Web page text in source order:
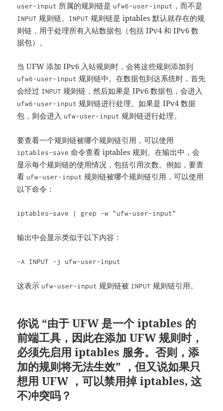
user-input 所属的规则链是 ufw6-user-input ，而不是
INPUT 规则链。 INPUT 规则链是 iptables 默认就存在的规
则链，用于处理所有入站数据包（包括 IPv4 和 IPv6 数
据包）。
当 UFW 添加 IPv6 入站规则时，会将这些规则添加到
ufw6-user-input 规则链中。在数据包到达系统时，首先
会经过 INPUT 规则链，然后如果是 IPv6 数据包，会进入
ufw6-user-input 规则链进行处理。如果是 IPv4 数据
包，则会进入 ufw-user-input 规则链进行处理。
要查看一个规则链被哪个规则链引用，可以使用
iptables-save 命令查看 iptables 规则。在输出中，会
显示每个规则链的使用情况，包括引用次数。例如，要查
看 ufw-user-input 规则链被哪个规则链引用，可以使用
以下命令：
iptables-save | grep -w "ufw-user-input"
输出中会显示类似于以下内容：
-A INPUT -j ufw-user-input
这表示 ufw-user-input 规则链被 INPUT 规则链引用。
你说 “由于 UFW 是一个 iptables 的
前端工具，因此在添加 UFW 规则时，
必须先启用 iptables 服务。否则，添
加的规则将无法生效” ，但又说如果只
想用 UFW ，可以禁用掉 iptables, 这
不冲突吗？